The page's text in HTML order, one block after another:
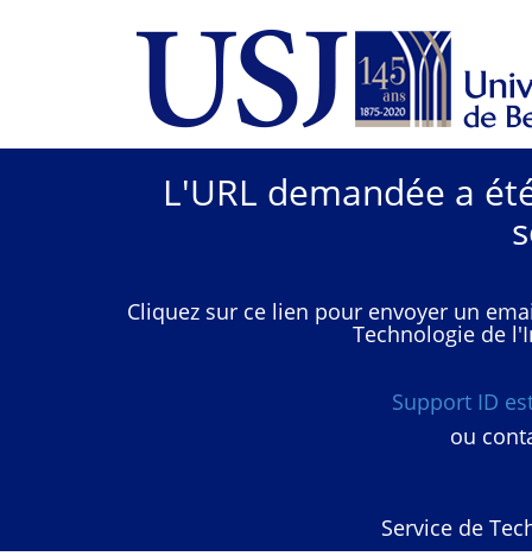
L'URL demandée a
Cliquez sur ce lien pour envoyer un
Technologie de
Support ID
ou
Service de